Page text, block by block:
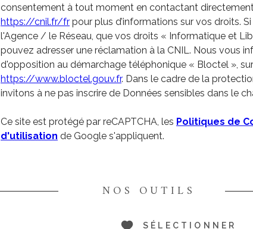
consentement à tout moment en contactant
https://cnil.fr/fr pour plus d’informations sur vos droits.
l'Agence / le Réseau, que vos droits « Informatique et
pouvez adresser une réclamation à la CNIL. Nous vous
d'opposition au démarchage téléphonique « Bloctel »,
https://www.bloctel.gouv.fr. Dans le cadre de la
invitons à ne pas inscrire de Données sensibles dans le
Ce site est protégé par reCAPTCHA, les Politiques de
d'utilisation de Google s'appliquent.
NOS OUTILS
SÉLECTIONNER